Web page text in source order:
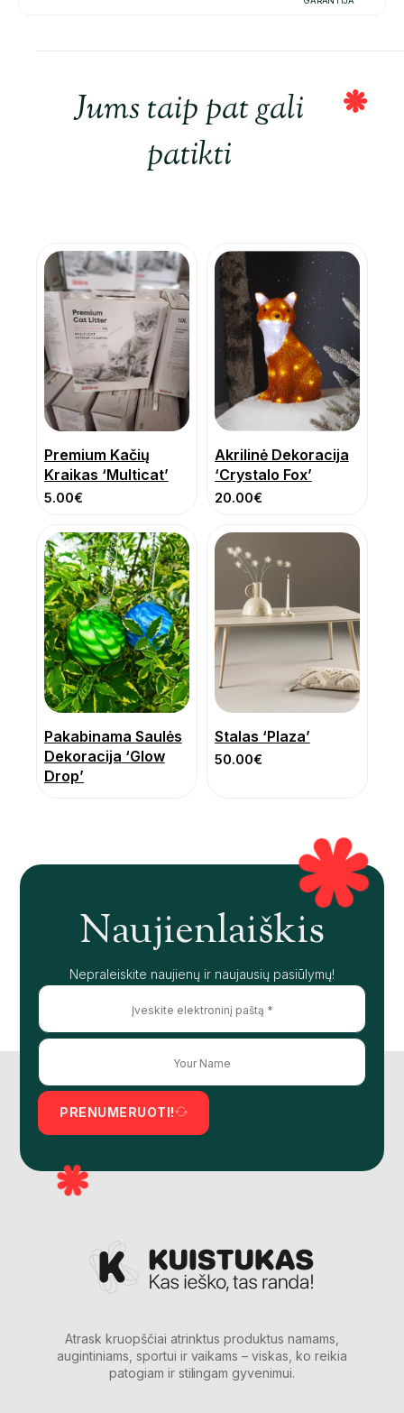
Jums taip pat gali
patikti
Premium Kačių
Kraikas ‘Multicat’
5.00€
Akrilinė Dekoracija
‘Crystalo Fox’
20.00€
Pakabinama Saulės
Dekoracija ‘Glow
Drop’
Stalas ‘Plaza’
50.00€
Naujienlaiškis
Nepraleiskite naujienų ir naujausių pasiūlymų!
PRENUMERUOTI!
Atrask kruopščiai atrinktus produktus namams,
augintiniams, sportui ir vaikams – viskas, ko reikia
patogiam ir stilingam gyvenimui.